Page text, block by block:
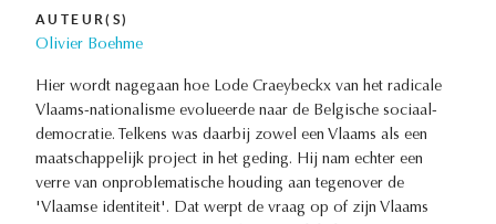
AUTEUR(S)
Olivier Boehme
Hier wordt nagegaan hoe Lode Craeybeckx van het radicale
Vlaams-nationalisme evolueerde naar de Belgische sociaal-
democratie. Telkens was daarbij zowel een Vlaams als een
maatschappelijk project in het geding. Hij nam echter een
verre van onproblematische houding aan tegenover de
'Vlaamse identiteit'. Dat werpt de vraag op of zijn Vlaams